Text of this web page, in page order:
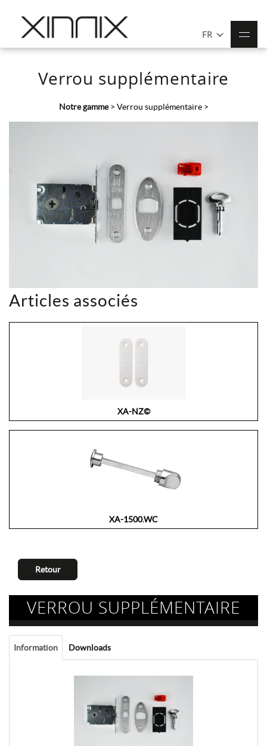
FR
Verrou supplémentaire
Notre gamme> Verrou supplémentaire>
Articles associés
XA-NZ©
XA-1500.WC
Retour
VERROU SUPPLÉMENTAIRE
Information Downloads